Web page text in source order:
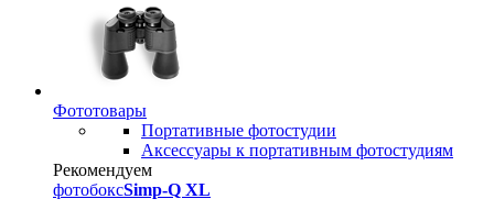
Фототовары
Портативные фотостудии
Аксессуары к портативным фотостудиям
Рекомендуем
фотобоксSimp-Q XL